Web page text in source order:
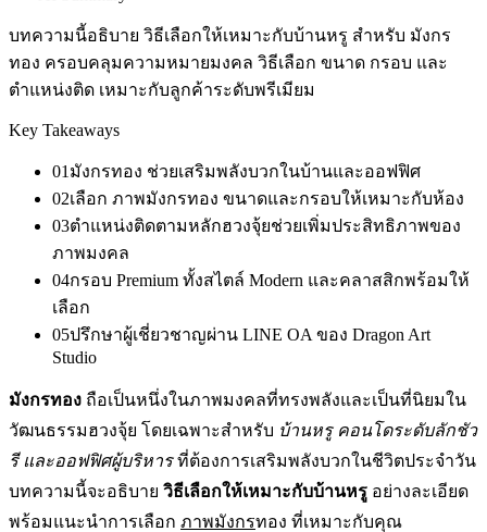
บทความนี้อธิบาย วิธีเลือกให้เหมาะกับบ้านหรู สำหรับ มังกร
ทอง ครอบคลุมความหมายมงคล วิธีเลือก ขนาด กรอบ และ
ตำแหน่งติด เหมาะกับลูกค้าระดับพรีเมียม
Key Takeaways
01 มังกรทอง ช่วยเสริมพลังบวกในบ้านและออฟฟิศ
02เลือก ภาพมังกรทอง ขนาดและกรอบให้เหมาะกับห้อง
03ตำแหน่งติดตามหลักฮวงจุ้ยช่วยเพิ่มประสิทธิภาพของ
ภาพมงคล
04กรอบ Premium ทั้งสไตล์ Modern และคลาสสิกพร้อมให้
เลือก
05ปรึกษาผู้เชี่ยวชาญผ่าน LINE OA ของ Dragon Art
Studio
มังกรทอง ถือเป็นหนึ่งในภาพมงคลที่ทรงพลังและเป็นที่นิยมใน
วัฒนธรรมฮวงจุ้ย โดยเฉพาะสำหรับ บ้านหรู คอนโดระดับลักชัว
รี และออฟฟิศผู้บริหารที่ต้องการเสริมพลังบวกในชีวิตประจำวัน
บทความนี้จะอธิบาย วิธีเลือกให้เหมาะกับบ้านหรู อย่างละเอียด
พร้อมแนะนำการเลือก ภาพมังกรทอง ที่เหมาะกับคุณ